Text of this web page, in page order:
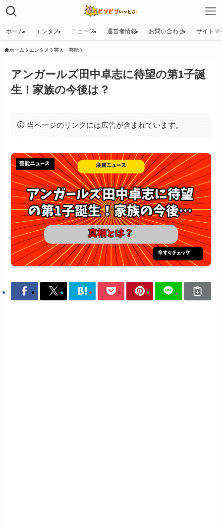
ホーム エンタメ ニュース 運営者情報 お問い合わせ サイトマ
ホーム エンタメ 芸人・芸能
アンガールズ田中卓志に待望の第1子誕
生！家族の今後は？
当ページのリンクには広告が含まれています。